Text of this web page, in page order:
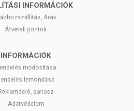
INFORMÁCIÓK
Árak
Átvételi pontok
INFORMÁCIÓK
módosítása
lemondása
panasz
Adatvédelem